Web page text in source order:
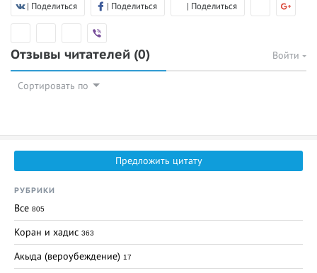
| Поделиться | Поделиться | Поделиться
Отзывы читателей (0) Войти
Сортировать по
Предложить цитату
РУБРИКИ
Все 805
Коран и хадис 363
Акыда (вероубеждение) 17